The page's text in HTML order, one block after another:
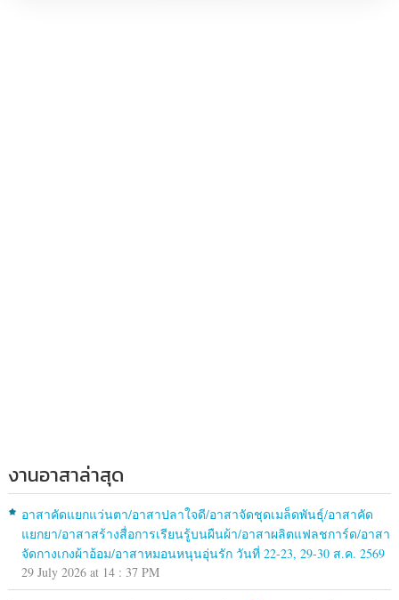
งานอาสาล่าสุด
อาสาคัดแยกแว่นตา/อาสาปลาใจดี/อาสาจัดชุดเมล็ดพันธุ์/อาสาคัด
แยกยา/อาสาสร้างสื่อการเรียนรู้บนผืนผ้า/อาสาผลิตแฟลชการ์ด/อาสา
จัดกางเกงผ้าอ้อม/อาสาหมอนหนุนอุ่นรัก วันที่ 22-23, 29-30 ส.ค. 2569
29 July 2026 at 14 : 37 PM